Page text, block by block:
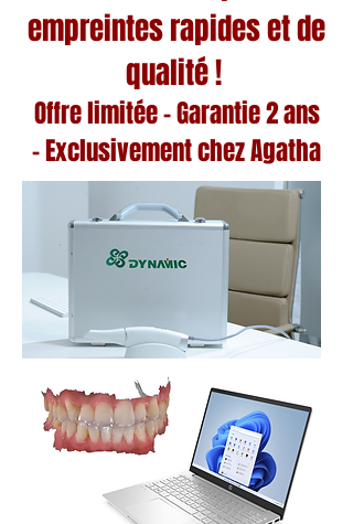
empreintes rapides et de
qualité !
Offre limitée - Garantie 2 ans
-Exclusivement chezAgatha